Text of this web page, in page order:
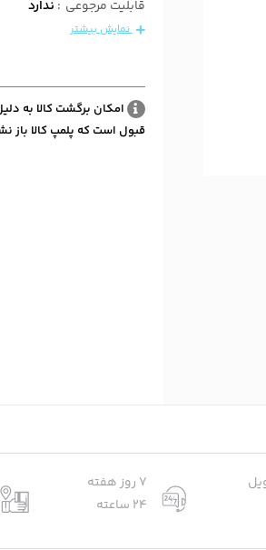
قابلیت مرجوعی : ندارد
نمایش بیشتر
امکان برگشت کالا به
قبول است که پلمپ کالا باز
7 روز هفته
24 ساعته